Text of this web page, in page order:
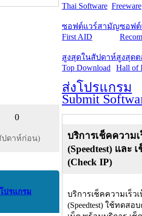
0
ปดาห์ก่อน)
ปรแกรม
Thai Software Freeware
ซอฟต์แวร์สามัญ
First AID
ซอฟต์
สูงสุดในสัปดาห์
Top Download
สูงสุด
Hall of
ส่งโปรแกรม
Submit
บริการเช็คความเ
(Speedtest) และ
(Check IP)
บริการเช็คความเร็ว
(Speedtest) ใช้ทดสอ